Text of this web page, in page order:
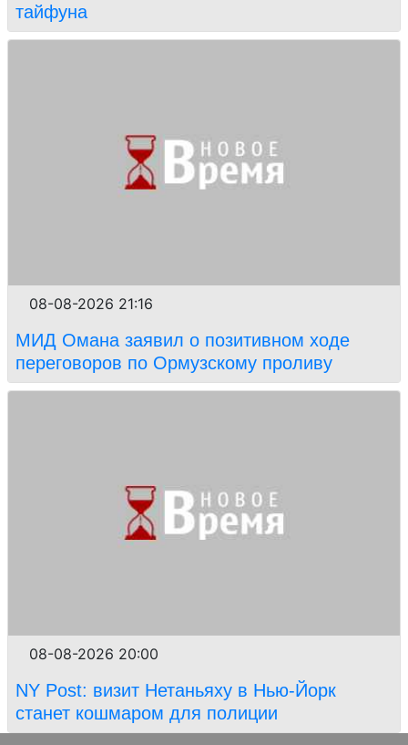
тайфуна
08-08-2026 21:16
МИД Омана заявил о позитивном ходе
переговоров по Ормузскому проливу
08-08-2026 20:00
NY Post: визит Нетаньяху в Нью-Йорк
станет кошмаром для полиции